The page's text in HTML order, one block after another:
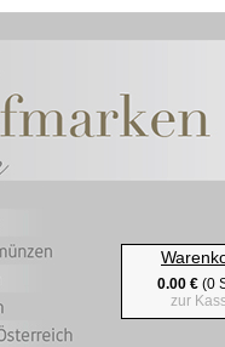
0.00 € (0
zur